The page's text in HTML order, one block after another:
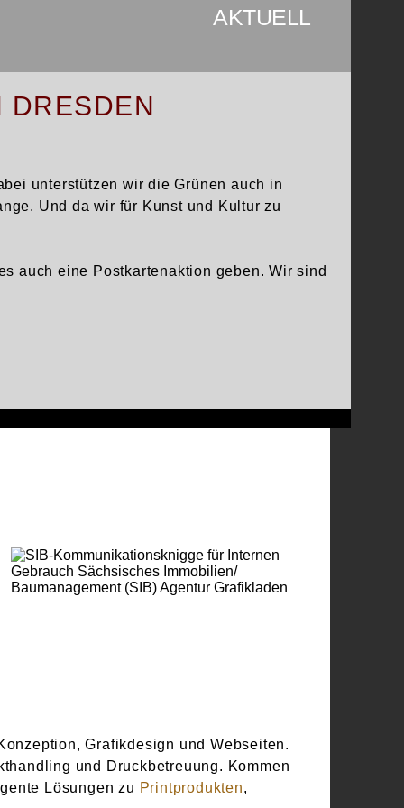
AKTUELL
DRESDEN
unterstützen wir die Grünen auch in
Und da wir für Kunst und Kultur zu
auch eine Postkartenaktion geben. Wir sind
,
LOGOENTWICKLUNG UND
Grafikdesign und Webseiten.
und Druckbetreuung. Kommen
Lösungen zu Printprodukten,